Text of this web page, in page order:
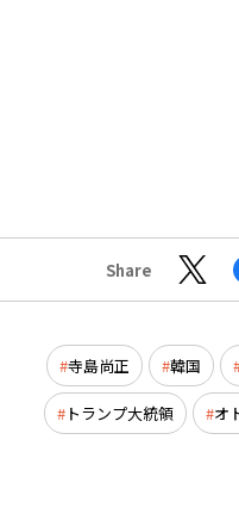
Share
寺島尚正 韓国
トランプ大統領 オ